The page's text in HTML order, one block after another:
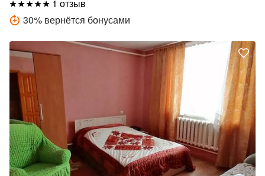
1 отзыв
30% вернётся бонусами